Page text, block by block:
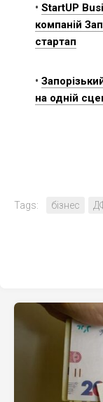
• StartUP
компаній
стартап
•
на одній
Tags: бізнес